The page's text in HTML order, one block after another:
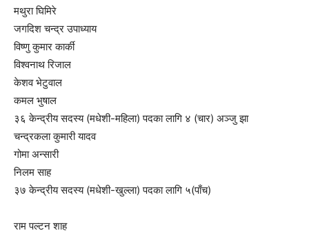
मथुरा घिमिरे
जगदिश चन्द्र उपाध्याय
विष्णु कुमार कार्की
विश्वनाथ रिजाल
केशव भेटुवाल
कमल भुषाल
३६ केन्द्रीय सदस्य (मधेशी-महिला) पदका लागि ४ (चार) अञ्जु झा
चन्द्रकला कुमारी यादव
गोमा अन्सारी
निलम साह
३७ केन्द्रीय सदस्य (मधेशी-खुल्ला) पदका लागि ५(पाँच)
राम पल्टन शाह